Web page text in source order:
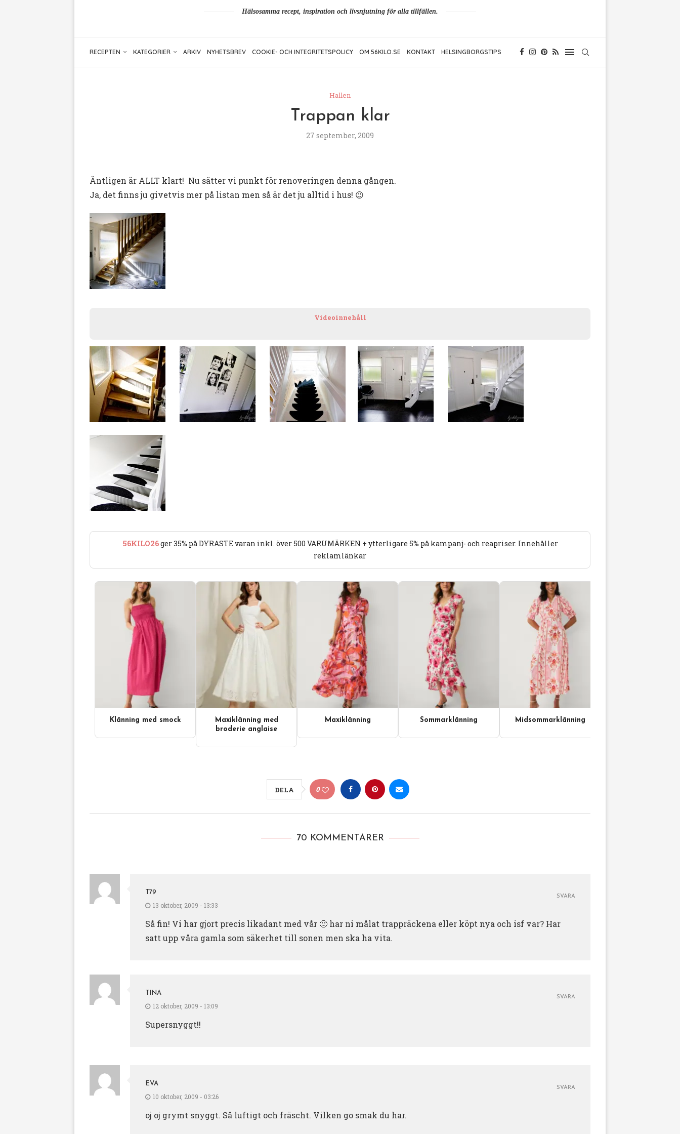
Hälsosamma recept, inspiration och livsnjutning för alla tillfällen.
RECEPTEN KATEGORIER ARKIV NYHETSBREV COOKIE- OCH INTEGRITETSPOLICY OM 56KILO.SE KONTAKT HELSINGBORGSTIPS
Hallen
Trappan klar
27 september, 2009
Äntligen är ALLT klart! Nu sätter vi punkt för renoveringen denna gången.
Ja, det finns ju givetvis mer på listan men så är det ju alltid i hus! 😉
Videoinnehåll
56KILO26ger 35% på DYRASTE varan inkl. över 500 VARUMÄRKEN + ytterligare 5% på kampanj- och reapriser. Innehåller
reklamlänkar
Klänning med smock
Maxiklänning med
broderie anglaise
Maxiklänning Sommarklänning Midsommarklänning
DELA 0
70 KOMMENTARER
T79
13 oktober, 2009 - 13:33
Så fin! Vi har gjort precis likadant med vår 🙂 har ni målat trappräckena eller köpt nya och isf var? Har
satt upp våra gamla som säkerhet till sonen men ska ha vita.
SVARA
TINA
12 oktober, 2009 - 13:09
Supersnyggt!!
SVARA
EVA
10 oktober, 2009 - 03:26
oj oj grymt snyggt. Så luftigt och fräscht. Vilken go smak du har.
SVARA